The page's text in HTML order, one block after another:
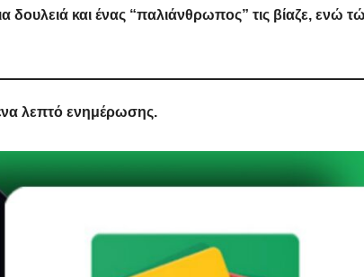
δουλειά και ένας “παλιάνθρωπος” τις βίαζε, ενώ
λεπτό ενημέρωσης.